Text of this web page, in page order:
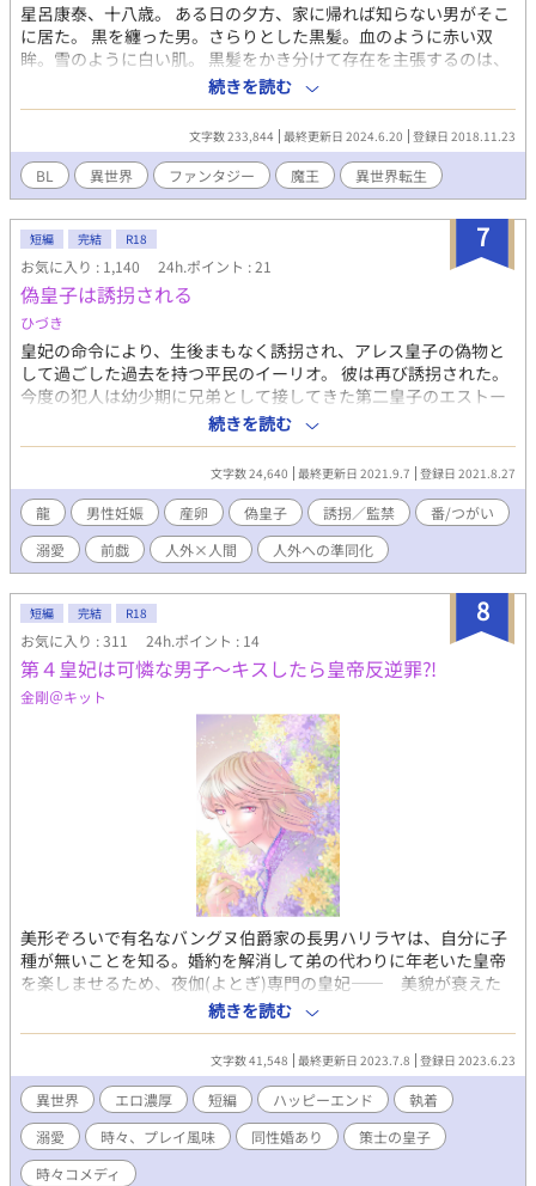
星呂康泰、十八歳。 ある日の夕方、家に帰れば知らない男がそこ
に居た。 黒を纏った男。さらりとした黒髪。血のように赤い双
眸。雪のように白い肌。 黒髪をかき分けて存在を主張するのは、
後方に捻れて伸びるムフロンのような一対の角。 本来なら白いは
ずの目玉は黒い。 「お帰りなさいませ、皇妃閣下」 男は美しく微
笑んだ。 ---------------------------------------- ▽なろうさんでもこっそ
り公開中▽ https://ncode.syosetu.com/n3184fb/
続きを読む
文字数 233,844 最終更新日 2024.6.20 登録日 2018.11.23
BL 異世界 ファンタジー 魔王 異世界転生
7
短編 完結 R18
お気に入り : 1,140 24h.ポイント : 21
偽皇子は誘拐される
ひづき
皇妃の命令により、生後まもなく誘拐され、アレス皇子の偽物と
して過ごした過去を持つ平民のイーリオ。 彼は再び誘拐された。
今度の犯人は幼少期に兄弟として接してきた第二皇子のエストー
ルだ。 彼はイーリオの意志など無視して愛でてくる。 ───とこ
ろでツガイって何？ ※最終的にな受けが人外化？していき、男性
妊娠、産卵などに至る予定。詳細な描写は避けましたが、くれぐ
れもご注意ください。 ■全12話 ■毎日21時 更新予定 ■2021年9
月7日 完結 ■HOT 16位 2021/09/10 01:15 びっくりヽ('ㅅ' ;ヽ三
ﾉ; 'ㅅ')ﾉ ありがとうございます<(_ _)>〈 ｺﾞﾝ!〕 ■お気に入り
800 超え 2021/09/13 02:35 あばばばば:(´◦ω◦｀):
続きを読む
文字数 24,640 最終更新日 2021.9.7 登録日 2021.8.27
龍 男性妊娠 産卵 偽皇子 誘拐／監禁
番/つがい
溺愛
前戯 人外×人間 人外への準同化
8
短編 完結 R18
お気に入り : 311 24h.ポイント : 14
第４皇妃は可憐な男子～キスしたら皇帝反逆罪⁈
金剛＠キット
美形ぞろいで有名なバングヌ伯爵家の長男ハリラヤは、自分に子
種が無いことを知る。婚約を解消して弟の代わりに年老いた皇帝
を楽しませるため、夜伽(よとぎ)専門の皇妃―― 美貌が衰えた
ら引退する“使いすての皇妃”となる。 性機能が衰えた老皇帝の代
理のクバラ皇子に、ハリラヤは老皇帝の前で淫らに抱かれる。 暗
い後宮生活を覚悟していたハリラヤは、学園生時代から憧れてい
たクバラ皇子に夜伽の後…「ラーヤ、愛しているよ」と告白され
―― 😘濃厚エロが多めなので、エロが苦手な方には、おすすめ出
来ないお話です。ご注意を！
続きを読む
文字数 41,548 最終更新日 2023.7.8 登録日 2023.6.23
異世界 エロ濃厚 短編 ハッピーエンド
執着
溺愛
時々、プレイ風味 同性婚あり
策士の皇子
時々コメディ